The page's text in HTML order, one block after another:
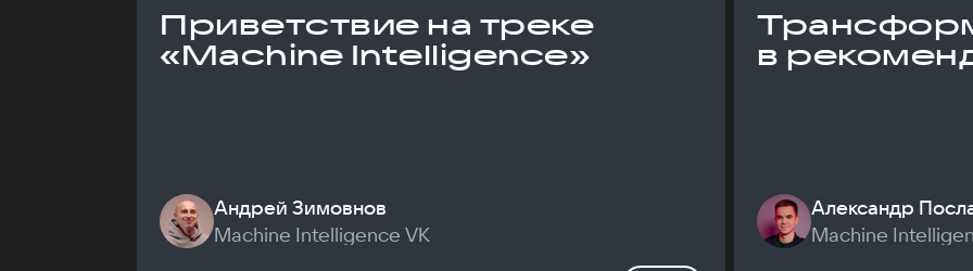
Приветствие на треке
«Machine Intelligence»
Андрей Зимовнов
Machine Intelligence VK
в
Александр
Machine